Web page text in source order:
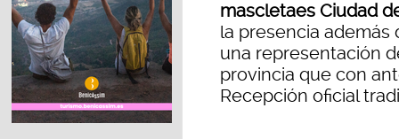
mascletaes Ciudad
la presencia además
una representación
provincia que con
Recepción oficial